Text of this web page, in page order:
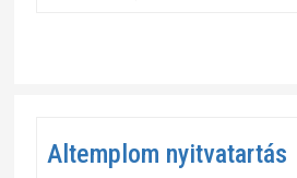
Altemplom nyitvatartás